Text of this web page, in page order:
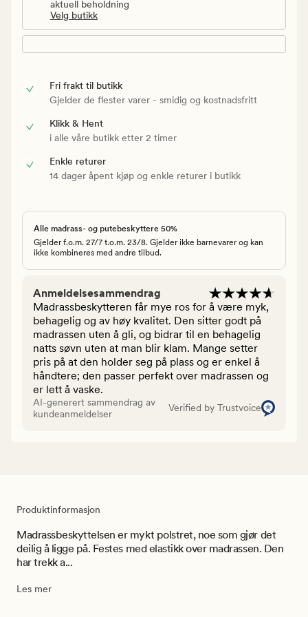
aktuell beholdning
Velg butikk
Fri frakt til butikk
Gjelder de flester varer - smidig og kostnadsfritt
Klikk & Hent
i alle våre butikk etter 2 timer
Enkle returer
14 dager åpent kjøp og enkle returer i butikk
Alle madrass- og putebeskyttere 50%
Gjelder f.o.m. 27/7 t.o.m. 23/8. Gjelder ikke barnevarer og kan
ikke kombineres med andre tilbud.
Anmeldelsesammendrag
Madrassbeskytteren får mye ros for å være myk,
behagelig og av høy kvalitet. Den sitter godt på
madrassen uten å gli, og bidrar til en behagelig
natts søvn uten at man blir klam. Mange setter
pris på at den holder seg på plass og er enkel å
håndtere; den passer perfekt over madrassen og
er lett å vaske.
AI-generert sammendrag av
kundeanmeldelser
Verified by Trustvoice
Produktinformasjon
Madrassbeskyttelsen er mykt polstret, noe som gjør det
deilig å ligge på. Festes med elastikk over madrassen. Den
har trekk a...
Les mer